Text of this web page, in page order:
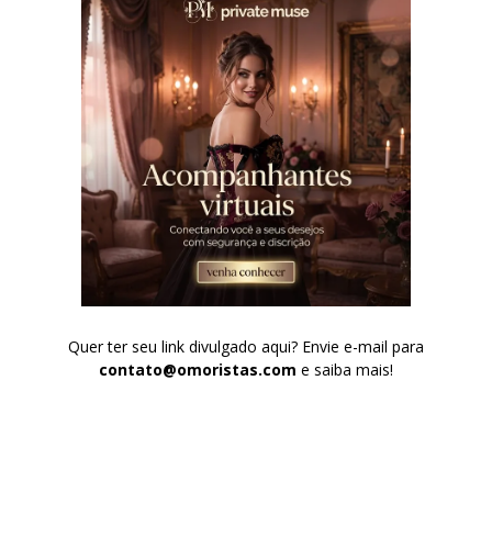
Quer ter seu link divulgado aqui? Envie e-mail para
contato@omoristas.com e saiba mais!